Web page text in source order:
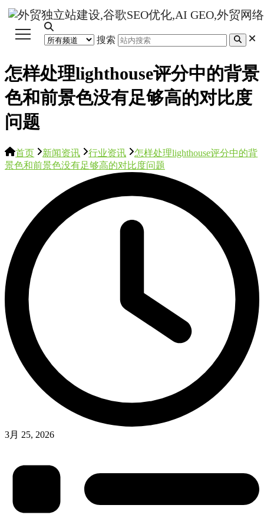
搜索
怎样处理lighthouse评分中的背景
色和前景色没有足够高的对比度
问题
首页 新闻资讯 行业资讯
怎样处理lighthouse评分中的背
景色和前景色没有足够高的对比度问题
3月 25, 2026